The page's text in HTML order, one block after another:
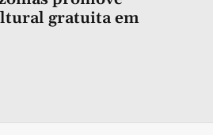
gratuita em